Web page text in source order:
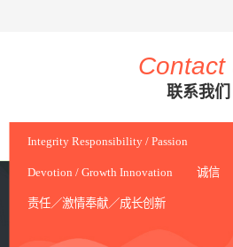
Contact
联系我们
Integrity Responsibility / Passion
Devotion / Growth Innovation 诚信
责任／激情奉献／成长创新